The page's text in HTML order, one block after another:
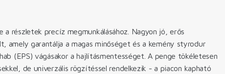
DE
a részletek precíz megmunkálásához. Nagyon jó, erős
amely garantálja a magas minőséget és a kemény styrodur
(EPS) vágásakor a hajlításmentességet. A penge tökéletesen
de univerzális rögzítéssel rendelkezik - a piacon kapható